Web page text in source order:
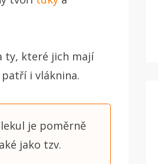
ty, které jich mají
i vláknina.
je poměrně
jako tzv.